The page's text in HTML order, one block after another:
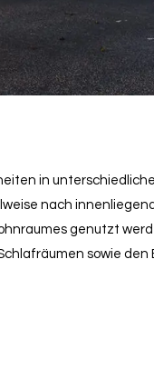
in
nach
genutzt
sowie den